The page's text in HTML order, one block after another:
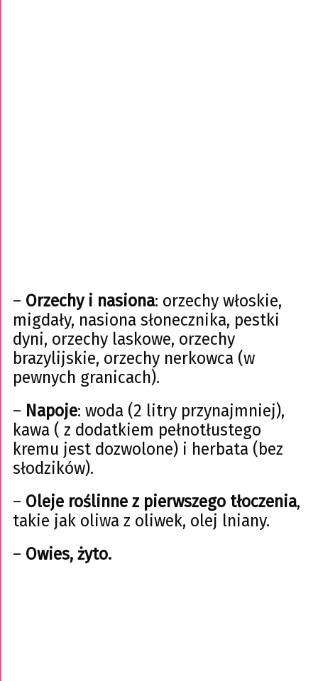
– Orzechy i nasiona: orzechy włoskie,
migdały, nasiona słonecznika, pestki
dyni, orzechy laskowe, orzechy
brazylijskie, orzechy nerkowca (w
pewnych granicach).
– Napoje: woda (2 litry przynajmniej),
kawa ( z dodatkiem pełnotłustego
kremu jest dozwolone) i herbata (bez
słodzików).
– Oleje roślinne z pierwszego tłoczenia,
takie jak oliwa z oliwek, olej lniany.
– Owies, żyto.